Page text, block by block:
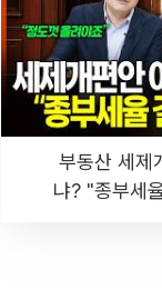
부동산 세제
냐? "종부세